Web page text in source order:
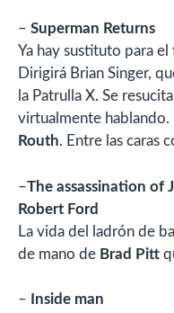
– Superman Returns
Ya hay sustituto para
Dirigirá Brian Singer,
la Patrulla X. Se
virtualmente hablando.
Routh. Entre las caras
–The assassination of
Robert Ford
La vida del ladrón de
de mano de Brad Pitt
–
Inside man